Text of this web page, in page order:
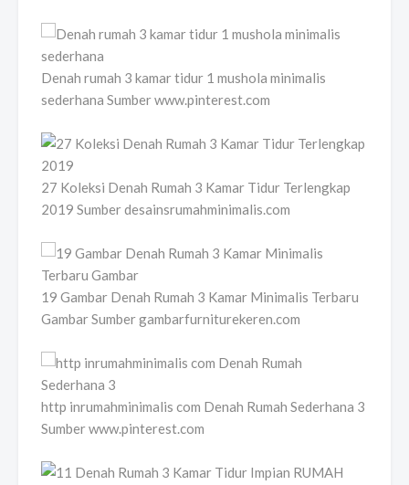
Denah rumah 3 kamar tidur 1 mushola minimalis
sederhana Sumber www.pinterest.com
27 Koleksi Denah Rumah 3 Kamar Tidur Terlengkap
2019 Sumber desainsrumahminimalis.com
19 Gambar Denah Rumah 3 Kamar Minimalis Terbaru
Gambar Sumber gambarfurniturekeren.com
http inrumahminimalis com Denah Rumah Sederhana 3
Sumber www.pinterest.com